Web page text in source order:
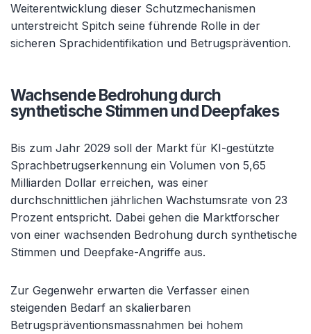
Weiterentwicklung dieser Schutzmechanismen
unterstreicht Spitch seine führende Rolle in der
sicheren Sprachidentifikation und Betrugsprävention.
Wachsende Bedrohung durch
synthetische Stimmen und Deepfakes
Bis zum Jahr 2029 soll der Markt für KI-gestützte
Sprachbetrugserkennung ein Volumen von 5,65
Milliarden Dollar erreichen, was einer
durchschnittlichen jährlichen Wachstumsrate von 23
Prozent entspricht. Dabei gehen die Marktforscher
von einer wachsenden Bedrohung durch synthetische
Stimmen und Deepfake-Angriffe aus.
Zur Gegenwehr erwarten die Verfasser einen
steigenden Bedarf an skalierbaren
Betrugspräventionsmassnahmen bei hohem